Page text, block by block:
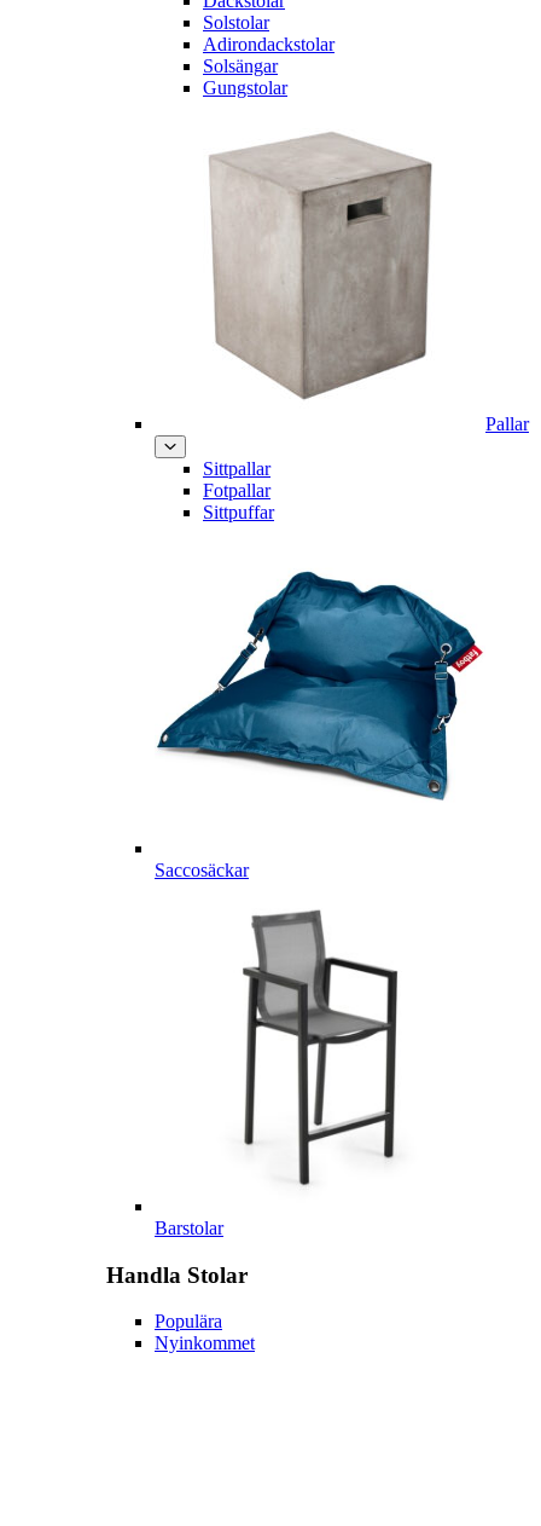
Solstolar
Adirondackstolar
Solsängar
Gungstolar
Pallar
Sittpallar
Fotpallar
Sittpuffar
Saccosäckar
Barstolar
Handla Stolar
Populära
Nyinkommet